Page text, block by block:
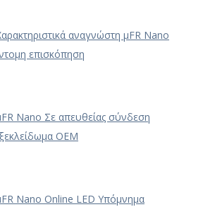
αναγνώστη μFR Nano
επισκόπηση
Nano Σε απευθείας σύνδεση
OEM
Nano Online LED Υπόμνημα